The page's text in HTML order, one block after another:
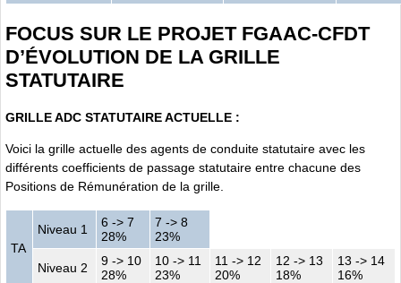
FOCUS SUR LE PROJET FGAAC-CFDT
D’ÉVOLUTION DE LA GRILLE
STATUTAIRE
GRILLE ADC STATUTAIRE ACTUELLE :
Voici la grille actuelle des agents de conduite statutaire avec les
différents coefficients de passage statutaire entre chacune des
Positions de Rémunération de la grille.
TA
Niveau 1
6 -> 7
28%
7 -> 8
23%
Niveau 2
9 -> 10
28%
10 -> 11
23%
11 -> 12
20%
12 -> 13
18%
13 -> 14
16%